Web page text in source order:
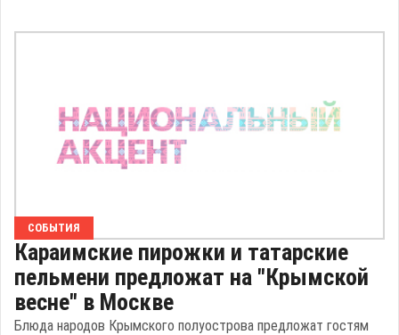
СОБЫТИЯ
Караимские пирожки и татарские
пельмени предложат на "Крымской
весне" в Москве
Блюда народов Крымского полуострова предложат гостям